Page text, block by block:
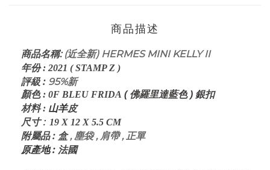
商品描述
商品名稱: (近全新) HERMES MINI KELLY II
年份: 2021 ( STAMP Z )
評級: 95%新
顏色: 0F BLEU FRIDA ( 佛羅里達藍色 ) 銀扣
材料: 山羊皮
尺寸: 19 X 12 X 5.5 CM
附屬品: 盒, 塵袋 , 肩帶 , 正單
原產地 : 法國